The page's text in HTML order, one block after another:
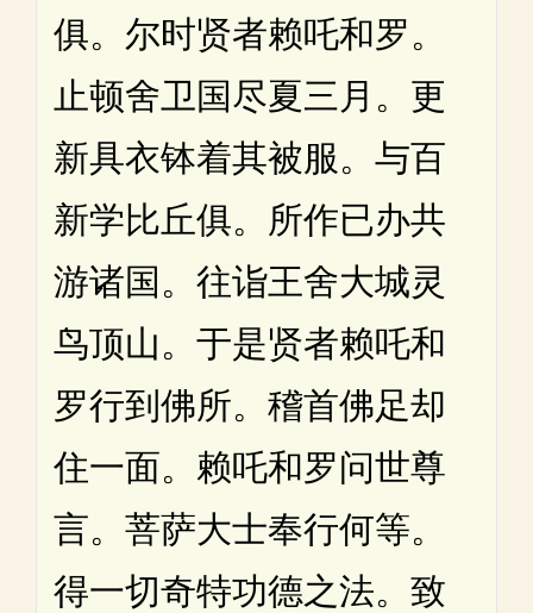
俱。尔时贤者赖吒和罗。
止顿舍卫国尽夏三月。更
新具衣钵着其被服。与百
新学比丘俱。所作已办共
游诸国。往诣王舍大城灵
鸟顶山。于是贤者赖吒和
罗行到佛所。稽首佛足却
住一面。赖吒和罗问世尊
言。菩萨大士奉行何等。
得一切奇特功德之法。致